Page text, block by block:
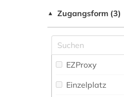
Neugriechische
(25)
(102)
Lern- und
Trainingsvideos (4)
(1)
▲ Zugangsform (3)
EZProxy
Einzelplatz